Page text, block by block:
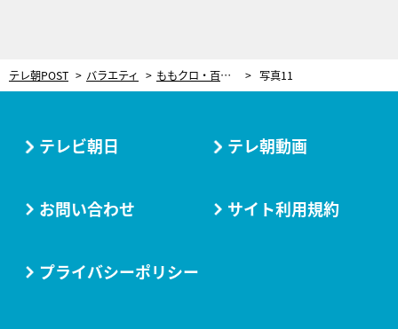
テレ朝POST バラエティ ももクロ・百田夏菜子、東京03飯塚との固い絆！「10年付き合ってるから！」 写真11
テレビ朝日 テレ朝動画
お問い合わせ サイト利用規約
プライバシーポリシー